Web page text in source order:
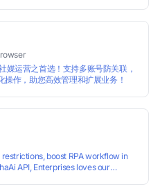
媒运营之首选！支持多账号防关联，
操作，助您高效管理和扩展业务！
boost RPA workflow in
API, Enterprises loves our